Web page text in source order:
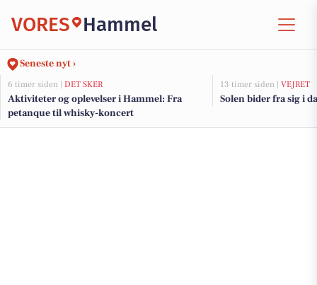
VORES Hammel
Seneste nyt ›
6 timer siden | DET SKER
Aktiviteter og oplevelser i Hammel: Fra
petanque til whisky-koncert
13 timer siden | VEJRET
Solen bider fra sig i